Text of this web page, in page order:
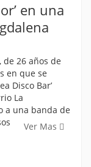
en una
26 años de
en que se
Disco Bar’
La
a una banda de
Ver Mas